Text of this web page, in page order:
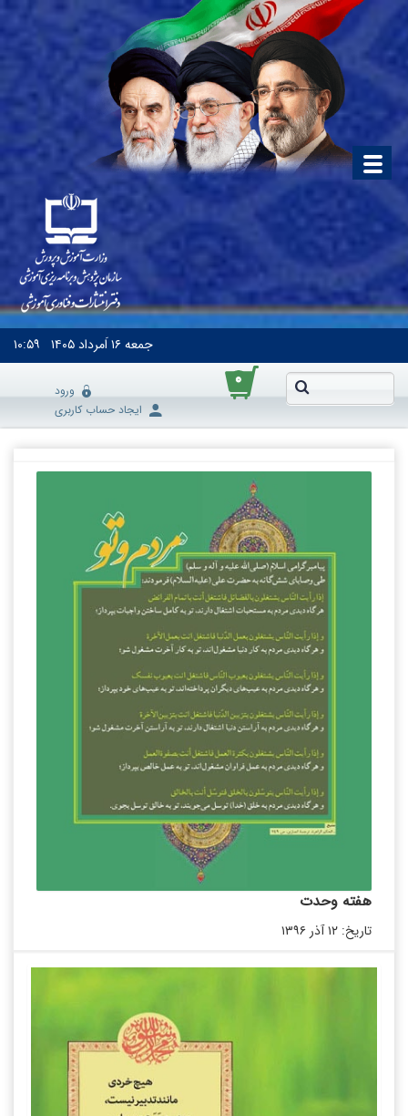
جمعه۱۶ اَمرداد ۱۴۰۵ ۱۰:۵۹
۰
ورود
ایجاد حساب کاربری
هفته وحدت
تاریخ: ۱۲ آذر ۱۳۹۶